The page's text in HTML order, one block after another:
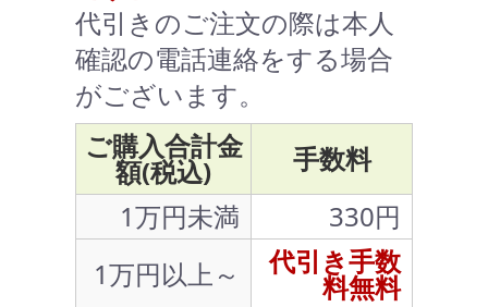
代引きのご注文の際は本人
確認の電話連絡をする場合
がございます。
ご購入合計金
額(税込)
手数料
1万円未満
330円
1万円以上～
代引き手数
料無料